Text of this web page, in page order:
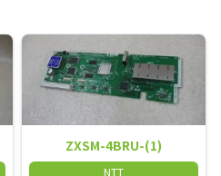
ZXSM-4BRU-(1)
NTT